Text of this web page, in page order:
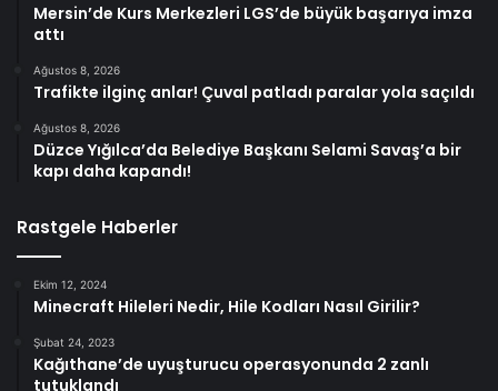
Mersin’de Kurs Merkezleri LGS’de büyük başarıya imza
attı
Ağustos 8, 2026
Trafikte ilginç anlar! Çuval patladı paralar yola saçıldı
Ağustos 8, 2026
Düzce Yığılca’da Belediye Başkanı Selami Savaş’a bir
kapı daha kapandı!
Rastgele Haberler
Ekim 12, 2024
Minecraft Hileleri Nedir, Hile Kodları Nasıl Girilir?
Şubat 24, 2023
Kağıthane’de uyuşturucu operasyonunda 2 zanlı
tutuklandı